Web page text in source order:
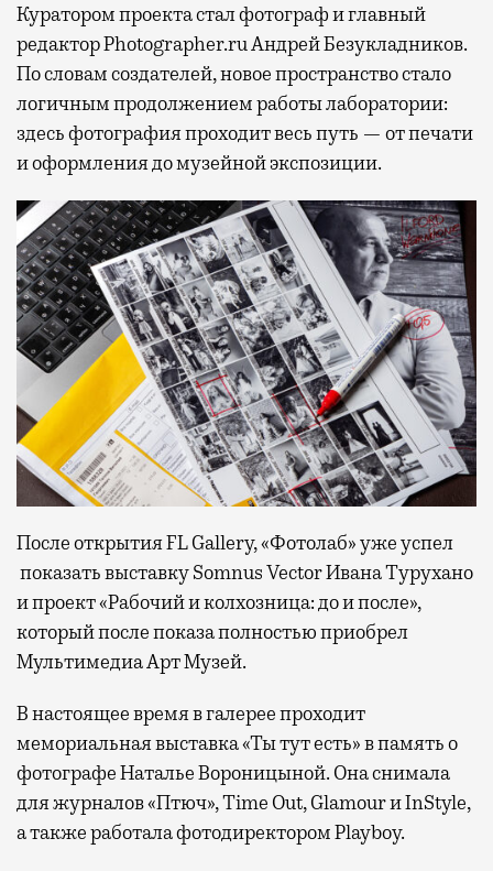
Куратором проекта стал фотограф и главный
редактор Photographer.ru Андрей Безукладников.
По словам создателей, новое пространство стало
логичным продолжением работы лаборатории:
здесь фотография проходит весь путь — от печати
и оформления до музейной экспозиции.
После открытия FL Gallery, «Фотолаб» уже успел
показать выставку Somnus Vector Ивана Турухано
и проект «Рабочий и колхозница: до и после»,
который после показа полностью приобрел
Мультимедиа Арт Музей.
В настоящее время в галерее проходит
мемориальная выставка «Ты тут есть» в память о
фотографе Наталье Вороницыной. Она снимала
для журналов «Птюч», Time Out, Glamour и InStyle,
а также работала фотодиректором Playboy.